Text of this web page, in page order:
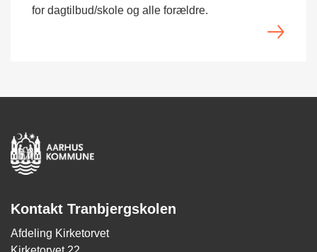
for dagtilbud/skole og alle forældre.
Kontakt Tranbjergskolen
Afdeling Kirketorvet